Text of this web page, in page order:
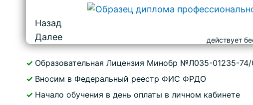
Назад
Далее
действует
✓ Образовательная Лицензия Минобр №Л035-01235-74/
✓ Вносим в Федеральный реестр ФИС ФРДО
✓ Начало обучения в день оплаты в личном кабинете